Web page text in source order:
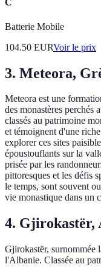
C
Batterie Mobile
104.50 EURVoir le prix
3. Meteora,
Meteora est une
des monastères perchés
classés au patrimoine
et témoignent d'une
explorer ces sites
époustouflants sur la
prisée par les
pittoresques et les défis
le temps, sont souvent
vie monastique dans un
4. Gjirokastër,
Gjirokastër, surnommée
l'Albanie. Classée au